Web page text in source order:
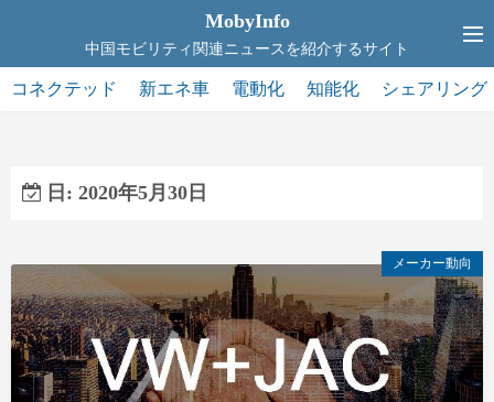
テ
ン
プ
MobyInfo
中国モビリティ関連ニュースを紹介するサイト
コネクテッド 新エネ車 電動化 知能化 シェアリング
日: 2020年5月30日
メーカー動向